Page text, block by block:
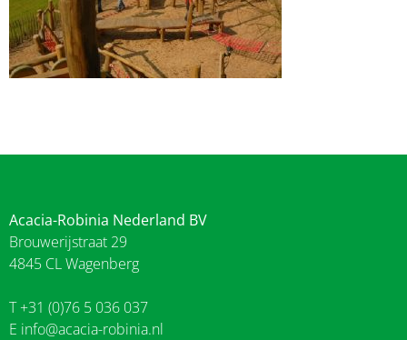
Acacia-Robinia Nederland BV
Brouwerijstraat 29
4845 CL Wagenberg
T +31 (0)76 5 036 037
E info@acacia-robinia.nl